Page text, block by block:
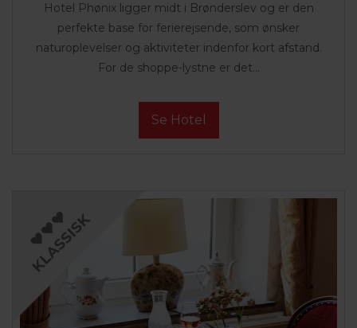
Hotel Phønix ligger midt i Brønderslev og er den
perfekte base for ferierejsende, som ønsker
naturoplevelser og aktiviteter indenfor kort afstand.
For de shoppe-lystne er det...
Se Hotel